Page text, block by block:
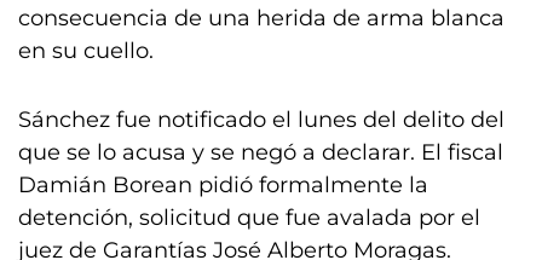
consecuencia de una herida de arma blanca
en su cuello.
Sánchez fue notificado el lunes del delito del
que se lo acusa y se negó a declarar. El fiscal
Damián Borean pidió formalmente la
detención, solicitud que fue avalada por el
juez de Garantías José Alberto Moragas.